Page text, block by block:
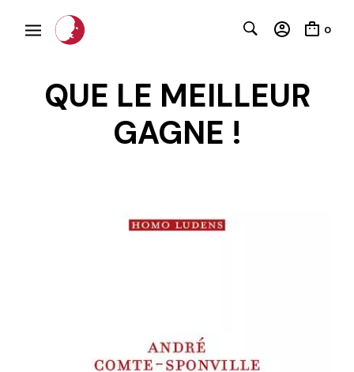
0
QUE LE MEILLEUR
GAGNE !